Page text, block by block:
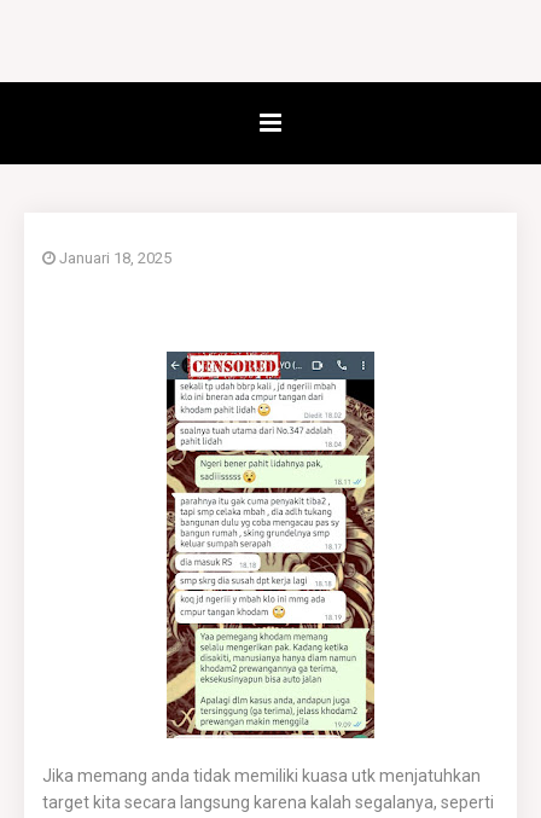
Januari 18, 2025
Jika memang anda tidak memiliki kuasa utk menjatuhkan
target kita secara langsung karena kalah segalanya, seperti